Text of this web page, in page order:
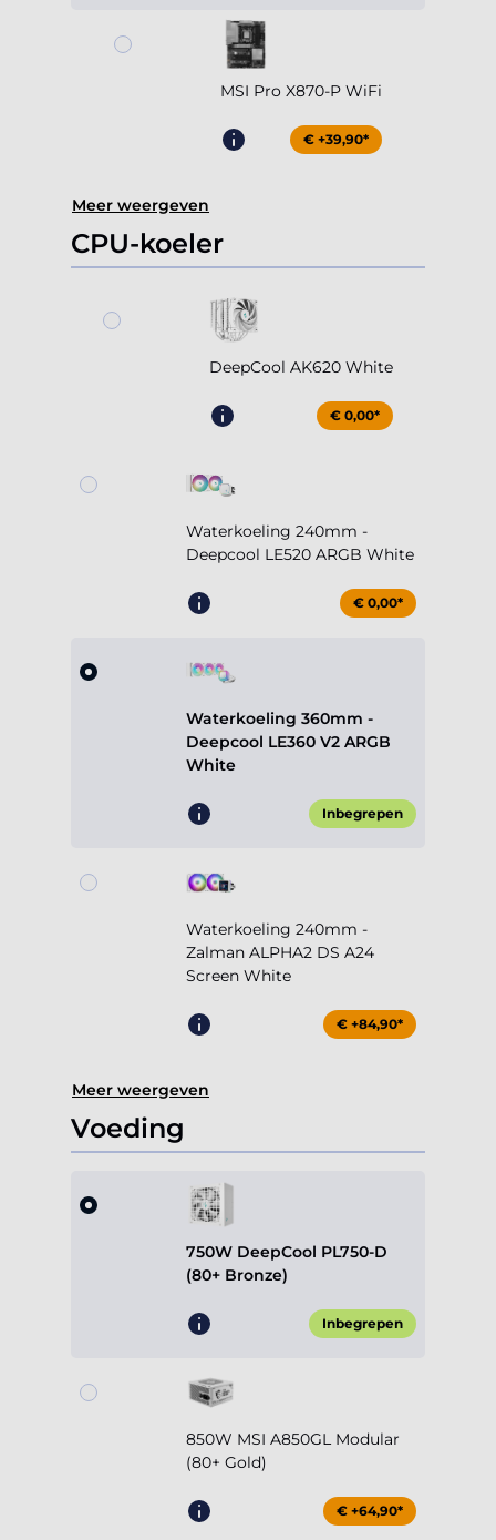
MSI Pro X870-P WiFi
€ +39,90*
Meer weergeven
CPU-koeler
DeepCool AK620 White
€ 0,00*
Waterkoeling 240mm -
Deepcool LE520 ARGB White
€ 0,00*
Waterkoeling 360mm -
Deepcool LE360 V2 ARGB
White
Inbegrepen
Waterkoeling 240mm -
Zalman ALPHA2 DS A24
Screen White
€ +84,90*
Meer weergeven
Voeding
750W DeepCool PL750-D
(80+ Bronze)
Inbegrepen
850W MSI A850GL Modular
(80+ Gold)
€ +64,90*